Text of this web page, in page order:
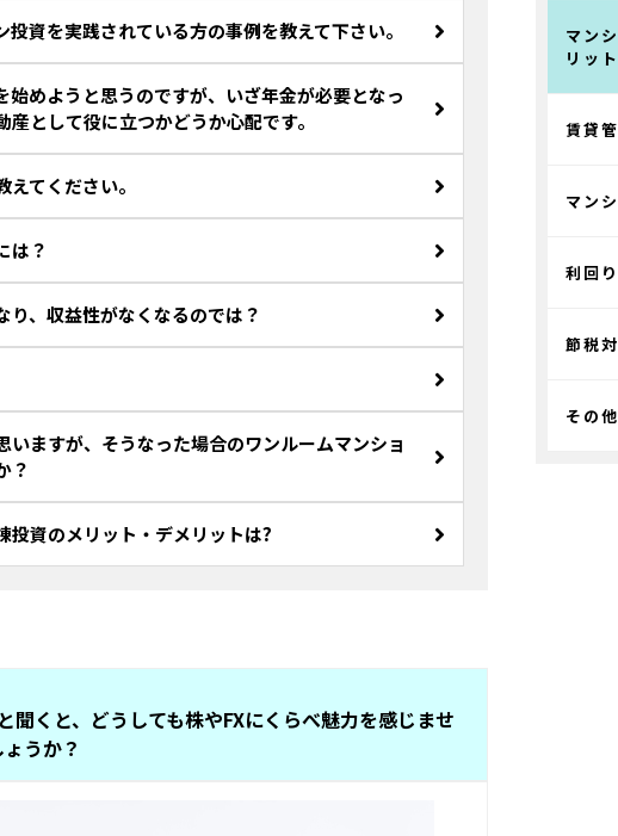
資を実践されている方の事例を教えて下さい。
めようと思うのですが、いざ年金が必要となっ
として役に立つかどうか心配です。
てください。
は？
、収益性がなくなるのでは？
ますが、そうなった場合のワンルームマンショ
？
投資のメリット・デメリットは?
くと、どうしても株やFXにくらべ魅力を感じませ
うか？
マン
リッ
賃貸
マン
利回
節税
その他